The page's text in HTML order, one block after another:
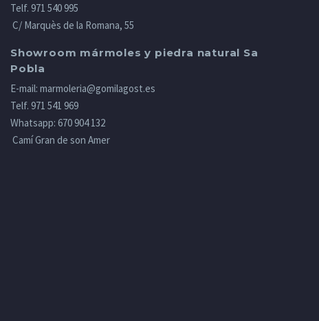
Telf. 971 540 995
C/ Marquès de la Romana, 55
Showroom mármoles y piedra natural Sa
Pobla
E-mail: marmoleria@gomilagost.es
Telf. 971 541 969
Whatsapp: 670 904 132
Camí Gran de son Amer